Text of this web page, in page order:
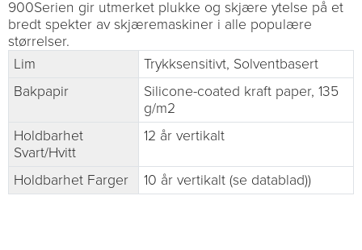
900Serien gir utmerket plukke og skjære ytelse på et
bredt spekter av skjæremaskiner i alle populære
størrelser.
Lim
Trykksensitivt, Solventbasert
Bakpapir
Silicone-coated kraft paper, 135
g/m2
Holdbarhet
Svart/Hvitt
12 år vertikalt
Holdbarhet Farger 10 år vertikalt (se datablad))